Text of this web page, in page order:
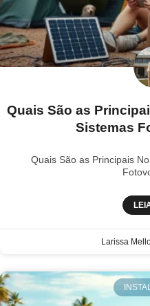
Quais São as
Sistemas
Quais São as Principais
Larissa